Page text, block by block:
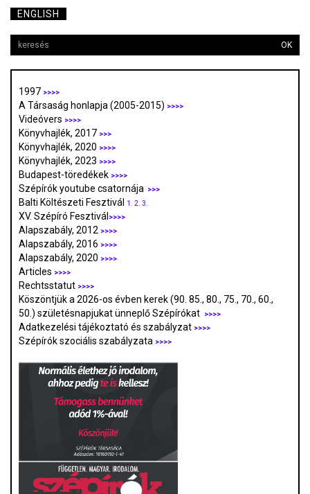
ENGLISH
OK
1997 >>>>
A Társaság honlapja (2005-2015) >>>>
Videóvers >>>>
Könyvhajlék, 2017 >>>
Könyvhajlék, 2020 >>>>
Könyvhajlék, 2023 >>>>
Budapest-töredékek >>>>
Szépírók youtube csatornája >>>
Balti Költészeti Fesztivál 1. 2. 3.
XV. Szépíró Fesztivál >>>>
Alapszabály, 2012 >>>>
Alapszabály, 2016 >>>>
Alapszabály, 2020 >>>>
Articles >>>>
Rechtsstatut >>>>
Köszöntjük a 2026-os évben kerek (90. 85., 80., 75., 70., 60.,
50.) születésnapjukat ünneplő Szépírókat
>>>>
Adatkezelési tájékoztató és szabályzat >>>>
Szépírók szociális szabályzata >>>>